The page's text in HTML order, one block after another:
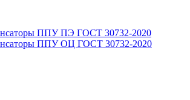
ППУ ПЭ ГОСТ 30732-2020
ППУ ОЦ ГОСТ 30732-2020